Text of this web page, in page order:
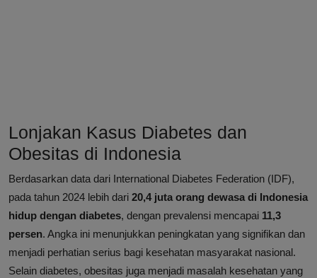
Lonjakan Kasus Diabetes dan
Obesitas di Indonesia
Berdasarkan data dari International Diabetes Federation (IDF),
pada tahun 2024 lebih dari 20,4 juta orang dewasa di Indonesia
hidup dengan diabetes, dengan prevalensi mencapai 11,3
persen. Angka ini menunjukkan peningkatan yang signifikan dan
menjadi perhatian serius bagi kesehatan masyarakat nasional.
Selain diabetes, obesitas juga menjadi masalah kesehatan yang